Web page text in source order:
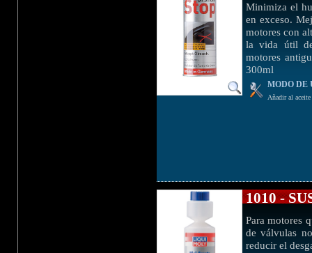
Minimiza el
en exceso.
motores con
la vida útil de
motores
300ml
MODO DE
Añadir al
1010 -
Para motores
de válvulas
reducir el